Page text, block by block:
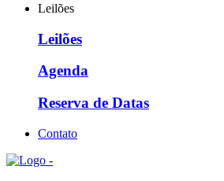
Leilões
Leilões
Agenda
Reserva de Datas
Contato